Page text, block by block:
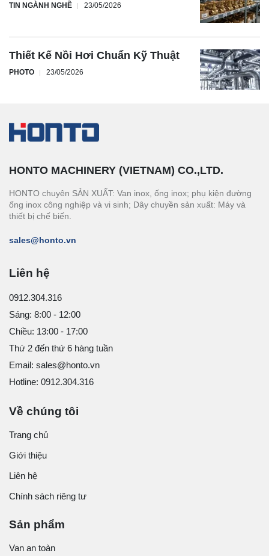
TIN NGÀNH NGHỀ 23/05/2026
Thiết Kế Nồi Hơi Chuẩn Kỹ Thuật
PHOTO 23/05/2026
HONTO MACHINERY (VIETNAM) CO.,LTD.
HONTO chuyên SẢN XUẤT: Van inox, ống inox; phụ kiện đường
ống inox công nghiệp và vi sinh; Dây chuyền sản xuất: Máy và
thiết bị chế biến.
sales@honto.vn
Liên hệ
0912.304.316
Sáng: 8:00 - 12:00
Chiều: 13:00 - 17:00
Thứ 2 đến thứ 6 hàng tuần
Email: sales@honto.vn
Hotline: 0912.304.316
Về chúng tôi
Trang chủ
Giới thiệu
Liên hệ
Chính sách riêng tư
Sản phẩm
Van an toàn